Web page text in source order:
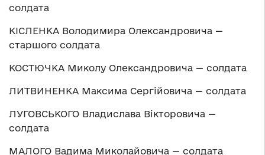
солдата
КІСЛЕНКА Володимира Олександровича —
старшого солдата
КОСТЮЧКА Миколу Олександровича — солдата
ЛИТВИНЕНКА Максима Сергійовича — солдата
ЛУГОВСЬКОГО Владислава Вікторовича —
солдата
МАЛОГО Вадима Миколайовича — солдата